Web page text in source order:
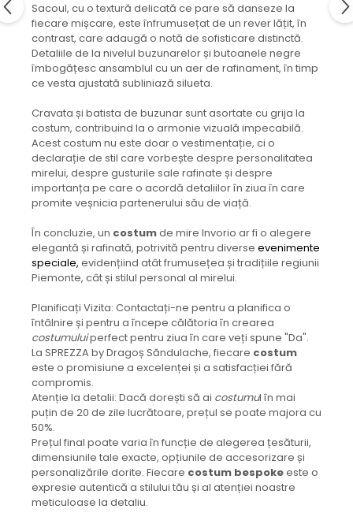
Sacoul, cu o textură delicată ce pare să danseze la
fiecare mișcare, este înfrumusețat de un rever lățit, în
contrast, care adaugă o notă de sofisticare distinctă.
Detaliile de la nivelul buzunarelor și butoanele negre
îmbogățesc ansamblul cu un aer de rafinament, în timp
ce vesta ajustată subliniază silueta.
Cravata și batista de buzunar sunt asortate cu grija la
costum, contribuind la o armonie vizuală impecabilă.
Acest costum nu este doar o vestimentație, ci o
declarație de stil care vorbește despre personalitatea
mirelui, despre gusturile sale rafinate și despre
importanța pe care o acordă detaliilor în ziua în care
promite veșnicia partenerului său de viață.
În concluzie, un costumde mire Invorio ar fi o alegere
elegantă și rafinată, potrivită pentru diverse evenimente
speciale, evidențiind atât frumusețea și tradițiile regiunii
Piemonte, cât și stilul personal al mirelui.
Planificați Vizita: Contactați-ne pentru a planifica o
întâlnire și pentru a începe călătoria în crearea
costumuluiperfect pentru ziua în care veți spune "Da".
La SPREZZA by Dragoș Săndulache, fiecare costum
este o promisiune a excelenței și a satisfacției fără
compromis.
Atenție la detalii: Dacă dorești să ai costumul în mai
puțin de 20 de zile lucrătoare, prețul se poate majora cu
50%.
Prețul final poate varia în funcție de alegerea țesăturii,
dimensiunile tale exacte, opțiunile de accesorizare și
personalizările dorite. Fiecare costum bespokeeste o
expresie autentică a stilului tău și al atenției noastre
meticuloase la detaliu.